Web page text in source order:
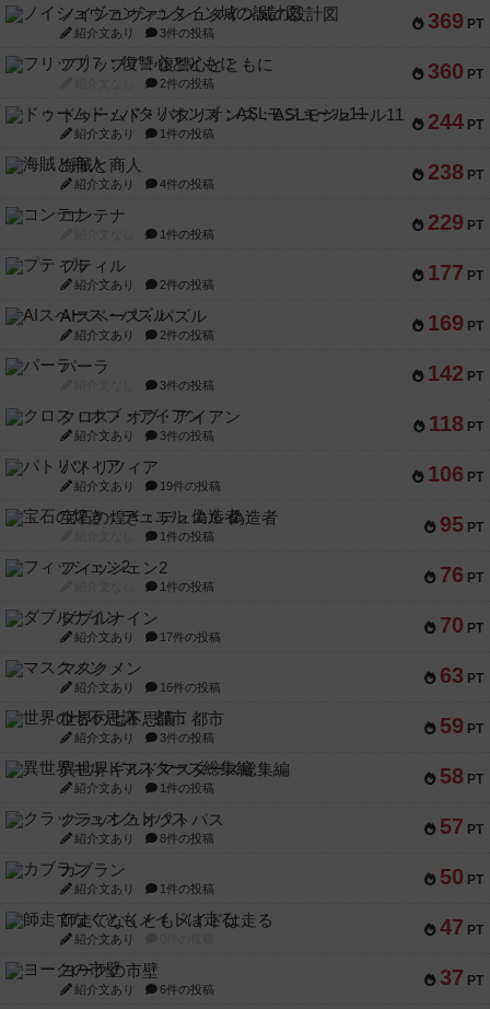
369 PT
ノイシュヴァンシュタイン城の設計図
紹介文あり 3件の投稿
360 PT
フリップ７：復讐心とともに
2件の投稿
244 PT
ドゥームド・バタリオンズ：ASLモジュール11
紹介文あり 1件の投稿
238 PT
海賊と商人
紹介文あり 4件の投稿
229 PT
コンテナ
1件の投稿
177 PT
プティル
紹介文あり 2件の投稿
169 PT
AIスペース・パズル
紹介文あり 2件の投稿
142 PT
パーラ
3件の投稿
118 PT
クロス・オブ・アイアン
紹介文あり 3件の投稿
106 PT
パトリツィア
紹介文あり 19件の投稿
95 PT
宝石の煌き：デュエル 偽造者
1件の投稿
76 PT
フィッシェン2
1件の投稿
70 PT
ダブルナイン
紹介文あり 17件の投稿
63 PT
マスクメン
紹介文あり 16件の投稿
59 PT
世界の七不思議：都市
紹介文あり 3件の投稿
58 PT
異世界ギルドマスターズ総集編
紹介文あり 1件の投稿
57 PT
クラッシュオクトパス
紹介文あり 8件の投稿
50 PT
カブラン
紹介文あり 1件の投稿
47 PT
師走でなくともメイドは走る
紹介文あり
37 PT
ヨークの市壁
紹介文あり 6件の投稿